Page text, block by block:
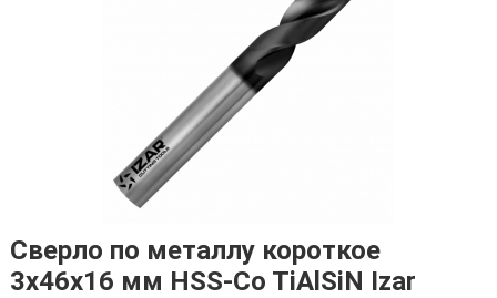
Сверло по металлу короткое
3х46х16 мм HSS-Co TiAlSiN Izar